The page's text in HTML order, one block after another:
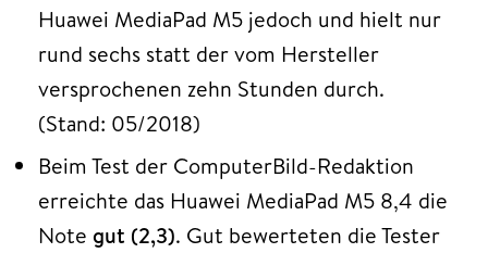
Huawei MediaPad M5 jedoch und hielt nur
rund sechs statt der vom Hersteller
versprochenen zehn Stunden durch.
(Stand: 05/2018)
Beim Test der ComputerBild-Redaktion
erreichte das Huawei MediaPad M5 8,4 die
Note gut (2,3). Gut bewerteten die Tester